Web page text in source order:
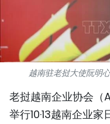
史
多
图
图
越南驻老挝大使阮明
老挝越南企业协会（
举行10·13越南企业